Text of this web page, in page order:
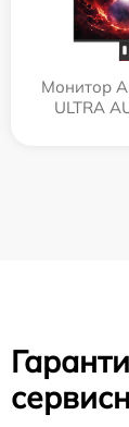
Монитор
ULTRA